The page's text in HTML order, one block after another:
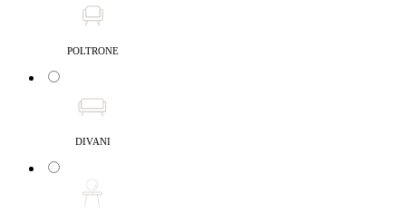
POLTRONE
DIVANI